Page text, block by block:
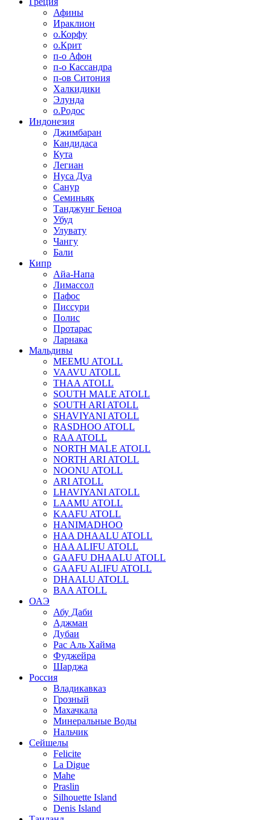
Афины
Ираклион
о.Корфу
о.Крит
п-о Афон
п-о Кассандра
п-ов Ситония
Халкидики
Элунда
о.Родос
Индонезия
Джимбаран
Кандидаса
Кута
Легиан
Нуса Дуа
Санур
Семиньяк
Танджунг Беноа
Убуд
Улувату
Чангу
Бали
Кипр
Айа-Напа
Лимассол
Пафос
Писсури
Полис
Протарас
Ларнака
Мальдивы
MEEMU ATOLL
VAAVU ATOLL
THAA ATOLL
SOUTH MALE ATOLL
SOUTH ARI ATOLL
SHAVIYANI ATOLL
RASDHOO ATOLL
RAA ATOLL
NORTH MALE ATOLL
NORTH ARI ATOLL
NOONU ATOLL
ARI ATOLL
LHAVIYANI ATOLL
LAAMU ATOLL
KAAFU ATOLL
HANIMADHOO
HAA DHAALU ATOLL
HAA ALIFU ATOLL
GAAFU DHAALU ATOLL
GAAFU ALIFU ATOLL
DHAALU ATOLL
BAA ATOLL
ОАЭ
Абу Даби
Аджман
Дубаи
Рас Аль Хайма
Фуджейра
Шарджа
Россия
Владикавказ
Грозный
Махачкала
Минеральные Воды
Нальчик
Сейшелы
Felicite
La Digue
Mahe
Praslin
Silhouette Island
Denis Island